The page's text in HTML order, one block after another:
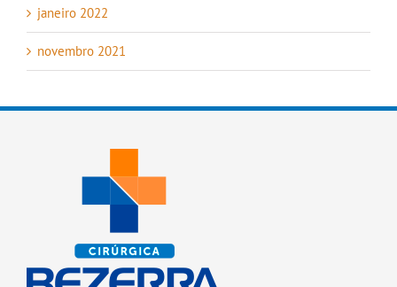
janeiro 2022
novembro 2021